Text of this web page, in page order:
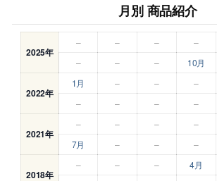
月別 商品紹介
2025年
– – – –
–
– – 10月
2022年
1月 – – –
–
– – –
2021年
– – – –
7月
– – –
2018年
– – – 4月